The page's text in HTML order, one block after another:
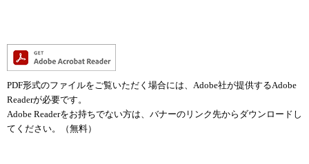
PDF形式のファイルをご覧いただく場合には、Adobe社が提供するAdobe
Readerが必要です。
Adobe Readerをお持ちでない方は、バナーのリンク先からダウンロードし
てください。（無料）